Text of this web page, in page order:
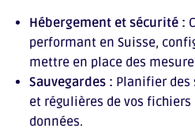
Hébergement et sécurité :
performant en Suisse,
mettre en place des
Sauvegardes : Planifier des
et régulières de vos fichiers
données.